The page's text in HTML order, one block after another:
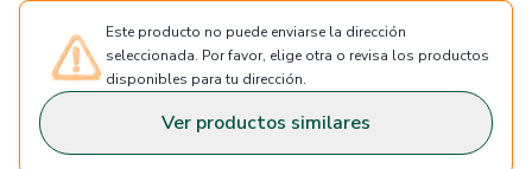
Este producto no puede enviarse la dirección
seleccionada. Por favor, elige otra o revisa los productos
disponibles para tu dirección.
Ver productos similares